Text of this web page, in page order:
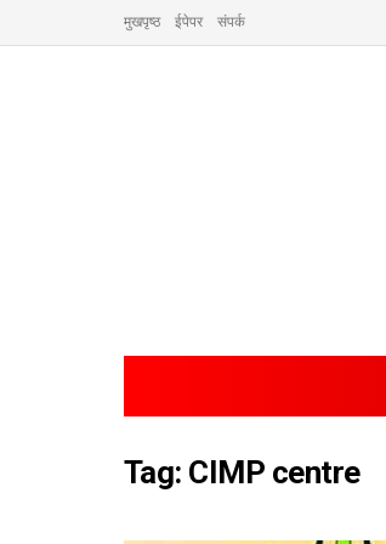
मुखपृष्ठ ईपेपर संपर्क
Tag: CIMP centre